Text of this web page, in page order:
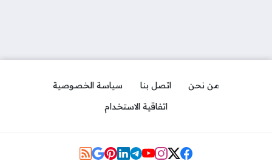
من نحن اتصل بنا
سياسة الخصوصية
اتفاقية الاستخدام
Social Links